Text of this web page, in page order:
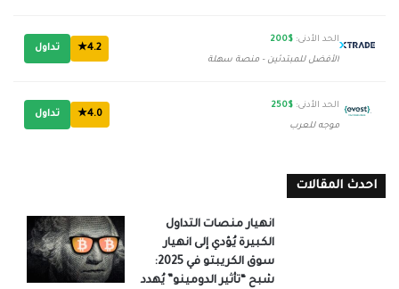
الحد الأدنى: $200
الأفضل للمبتدئين - منصة سهلة
4.2★ تداول
الحد الأدنى: $250
موجه للعرب
4.0★ تداول
احدث المقالات
انهيار منصات التداول
الكبيرة يُؤدي إلى انهيار
سوق الكريبتو في 2025:
شبح “تأثير الدومينو” يُهدد